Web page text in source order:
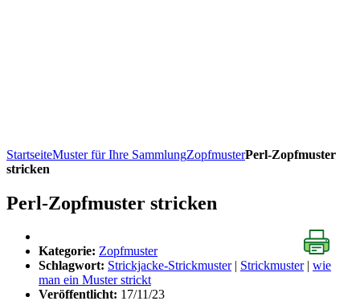
StartseiteMuster für Ihre SammlungZopfmusterPerl-Zopfmuster
stricken
Perl-Zopfmuster stricken
Kategorie: Zopfmuster
Schlagwort: Strickjacke-Strickmuster| Strickmuster| wie
man ein Muster strickt
Veröffentlicht: 17/11/23